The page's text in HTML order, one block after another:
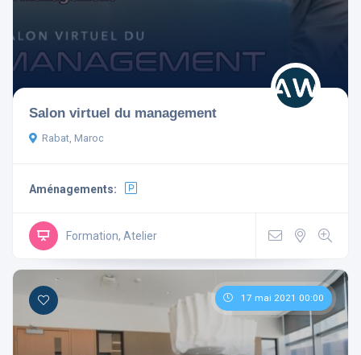
Salon virtuel du management
Rabat, Maroc
Aménagements:
Formation, Atelier
17 mai 2021 00:00